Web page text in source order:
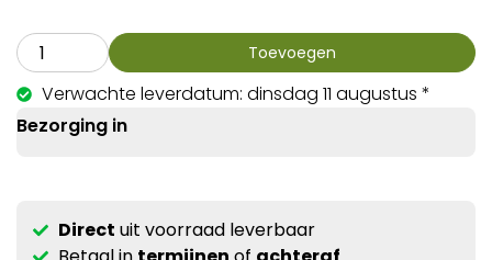
Toevoegen
Verwachte leverdatum: dinsdag 11 augustus *
Bezorging in
Direct uit voorraad leverbaar